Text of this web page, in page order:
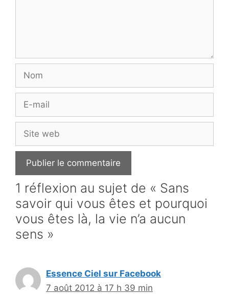
Nom
Site
web
1 réflexion au sujet de « Sans
savoir qui vous êtes et pourquoi
vous êtes là, la vie n’a aucun
sens »
Essence Ciel sur Facebook
7 août 2012 à 17 h 39 min